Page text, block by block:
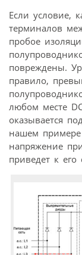
Если условие,
терминалов
пробое
повреждены.
правило,
любом месте
оказывается
нашем примере
напряжение
приведет к его